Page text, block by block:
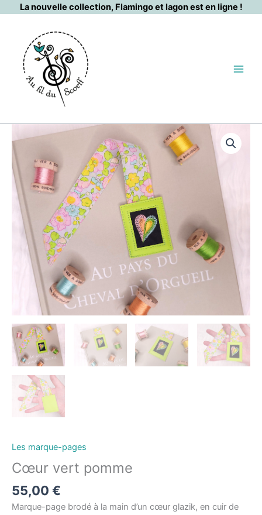
La nouvelle collection, Flamingo et lagon est en ligne !
Les marque-pages
Cœur vert pomme
55,00 €
Marque-page brodé à la main d’un cœur glazik, en cuir de
de
Cœur
vert
pomme